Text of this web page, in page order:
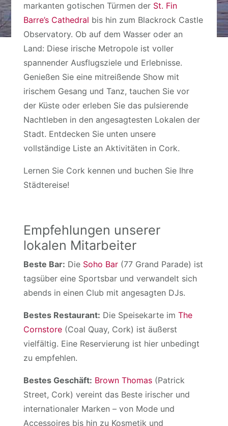
markanten gotischen Türmen der St. Fin
Barre’s Cathedral bis hin zum Blackrock Castle
Observatory. Ob auf dem Wasser oder an
Land: Diese irische Metropole ist voller
spannender Ausflugsziele und Erlebnisse.
Genießen Sie eine mitreißende Show mit
irischem Gesang und Tanz, tauchen Sie vor
der Küste oder erleben Sie das pulsierende
Nachtleben in den angesagtesten Lokalen der
Stadt. Entdecken Sie unten unsere
vollständige Liste an Aktivitäten in Cork.
Lernen Sie Cork kennen und buchen Sie Ihre
Städtereise!
Empfehlungen unserer
lokalen Mitarbeiter
Beste Bar: Die Soho Bar (77 Grand Parade) ist
tagsüber eine Sportsbar und verwandelt sich
abends in einen Club mit angesagten DJs.
Bestes Restaurant: Die Speisekarte imThe
Cornstore (Coal Quay, Cork) ist äußerst
vielfältig. Eine Reservierung ist hier unbedingt
zu empfehlen.
Bestes Geschäft: Brown Thomas (Patrick
Street, Cork) vereint das Beste irischer und
internationaler Marken – von Mode und
Accessoires bis hin zu Kosmetik und